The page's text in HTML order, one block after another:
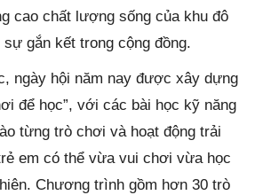
cao chất lượng sống của khu đô
gắn kết trong cộng đồng.
ngày hội năm nay được xây dựng
để học”, với các bài học kỹ năng
từng trò chơi và hoạt động trải
em có thể vừa vui chơi vừa học
Chương trình gồm hơn 30 trò